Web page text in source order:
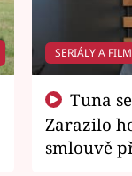
SERIÁLY A
Zarazilo
smlouvě